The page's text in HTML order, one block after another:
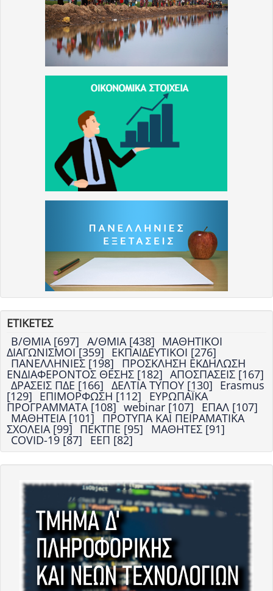
ΕΤΙΚΕΤΕΣ
Β/ΘΜΙΑ [697] Α/ΘΜΙΑ [438] ΜΑΘΗΤΙΚΟΙ
ΔΙΑΓΩΝΙΣΜΟΙ [359] ΕΚΠΑΙΔΕΥΤΙΚΟΙ [276]
ΠΑΝΕΛΛΗΝΙΕΣ [198] ΠΡΟΣΚΛΗΣΗ ΕΚΔΗΛΩΣΗ
ΕΝΔΙΑΦΕΡΟΝΤΟΣ ΘΕΣΗΣ [182] ΑΠΟΣΠΑΣΕΙΣ [167]
ΔΡΑΣΕΙΣ ΠΔΕ [166] ΔΕΛΤΙΑ ΤΥΠΟΥ [130] Erasmus
[129] ΕΠΙΜΟΡΦΩΣΗ [112] ΕΥΡΩΠΑΪΚΑ
ΠΡΟΓΡΑΜΜΑΤΑ [108] webinar [107] ΕΠΑΛ [107]
ΜΑΘΗΤΕΙΑ [101] ΠΡΟΤΥΠΑ ΚΑΙ ΠΕΙΡΑΜΑΤΙΚΑ
ΣΧΟΛΕΙΑ [99] ΠΕΚΤΠΕ [95] ΜΑΘΗΤΕΣ [91]
COVID-19 [87] ΕΕΠ [82]